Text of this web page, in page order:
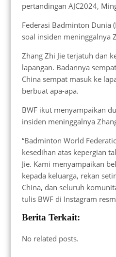
pertandingan AJC2024,
Federasi Badminton Dunia
soal insiden meninggalnya
Zhang Zhi Jie terjatuh dan
lapangan. Badannya
China sempat masuk ke
berbuat apa-apa.
BWF ikut menyampaikan
insiden meninggalnya
“Badminton World
kesedihan atas kepergian
Jie. Kami menyampaikan
kepada keluarga, rekan
China, dan seluruh
tulis BWF di Instagram
Berita Terkait:
No related posts.